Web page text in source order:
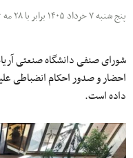
پنج شنبه ۷ خرداد ۱۴۰۵ برابر با ۲۸ مه ۲۰۲۶
شورای صنفی دانشگاه صنعتی
داده است.